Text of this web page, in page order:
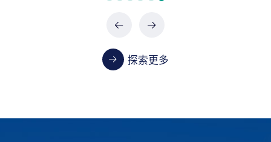
探索更多
政府采购项目（XHTC-HW-2026-0485）中标结
首都医科大学2023-2024学年本科教学质量报告